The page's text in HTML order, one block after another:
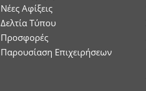
Νέες Αφίξεις
Δελτία Τύπου
Προσφορές
Παρουσίαση Επιχειρήσεων